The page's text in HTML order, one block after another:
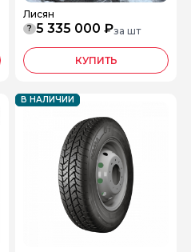
Лисян
? 5 335 000 ₽за шт
КУПИТЬ
В НАЛИЧИИ